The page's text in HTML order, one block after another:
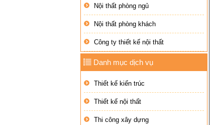
Nội thất phòng ngủ
Nội thất phòng khách
Công ty thiết kế nội thất
Danh mục dịch vụ
Thiết kế kiến trúc
Thiết kế nội thất
Thi công xây dựng